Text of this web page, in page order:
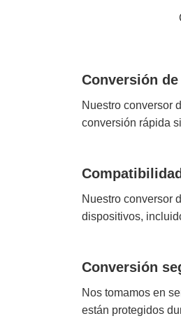
Conversión
Nuestro conversor
conversión rápida
Nuestro conversor
dispositivos,
Conversión
Nos tomamos en
están protegidos